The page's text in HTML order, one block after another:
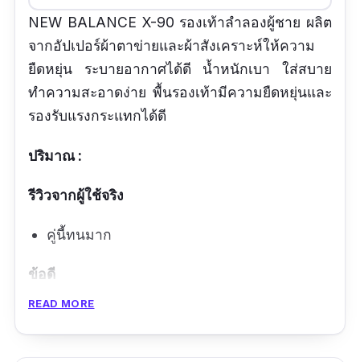
NEW BALANCE X-90 รองเท้าลำลองผู้ชาย ผลิต
จากอัปเปอร์ผ้าตาข่ายและผ้าสังเคราะห์ให้ความ
ยืดหยุ่น ระบายอากาศได้ดี น้ำหนักเบา ใส่สบาย
ทำความสะอาดง่าย พื้นรองเท้ามีความยืดหยุ่นและ
รองรับแรงกระแทกได้ดี
ปริมาณ :
รีวิวจากผู้ใช้จริง
คู่นี้ทนมาก
ข้อดี
ใส่สบายเท้า
READ MORE